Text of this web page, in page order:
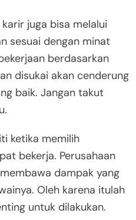
juga bisa melalui
sesuai dengan minat
berdasarkan
disukai akan cenderung
baik. Jangan takut
ketika memilih
bekerja. Perusahaan
dampak yang
Oleh karena itulah
untuk dilakukan.